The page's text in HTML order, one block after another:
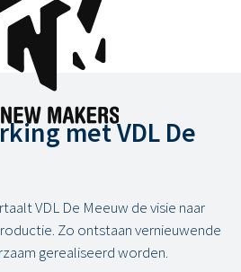
met VDL De
VDL De Meeuw de visie naar
Zo ontstaan vernieuwende
gerealiseerd worden.